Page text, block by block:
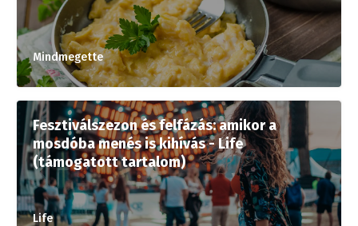
Mindmegette
Fesztiválszezon és felfázás: amikor a
mosdóba menés is kihívás - Life
(támogatott tartalom)
Life